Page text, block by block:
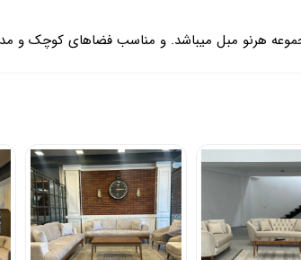
هرنو مبل میباشد. و مناسب فضاهای کوچک و